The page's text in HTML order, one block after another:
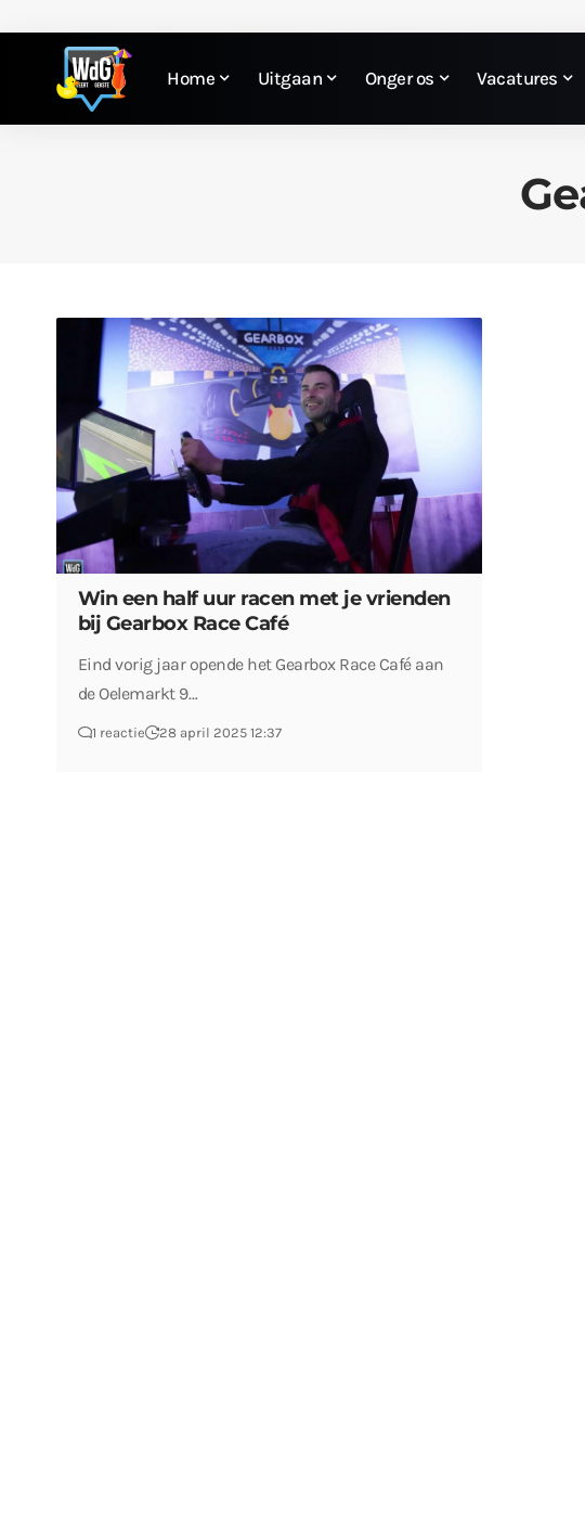
Home Uitgaan Onger os Vacatures
Win een half uur racen met je vrienden
bij Gearbox Race Café
Eind vorig jaar opende het Gearbox Race Café aan
de Oelemarkt 9…
1 reactie 28 april 2025 12:37